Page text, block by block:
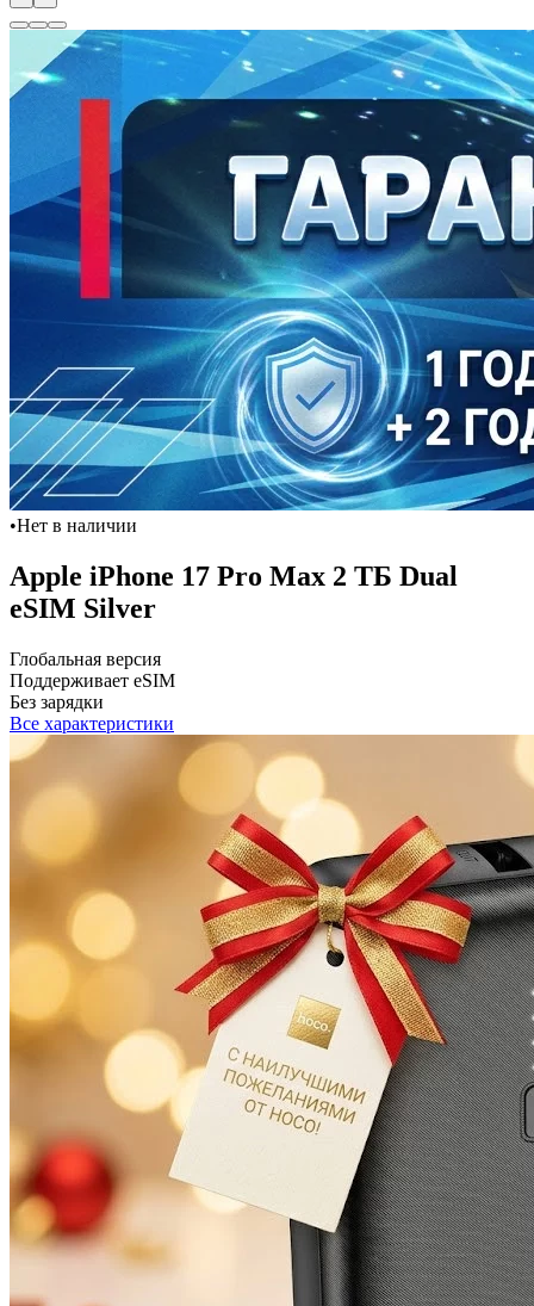
•Нет в наличии
Apple iPhone 17 Pro Max 2 ТБ Dual
eSIM Silver
Глобальная версия
Поддерживает eSIM
Без зарядки
Все характеристики